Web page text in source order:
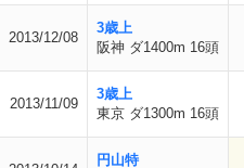
2013/12/08
3歳上
阪神 ダ1400m 16頭
2013/11/09
3歳上
東京 ダ1300m 16頭
円山特